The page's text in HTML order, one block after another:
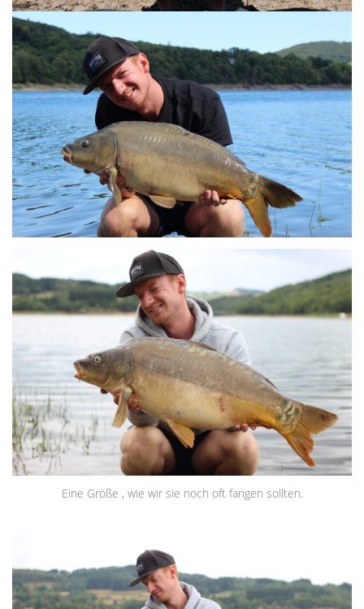
Eine Größe , wie wir sie noch oft fangen sollten.